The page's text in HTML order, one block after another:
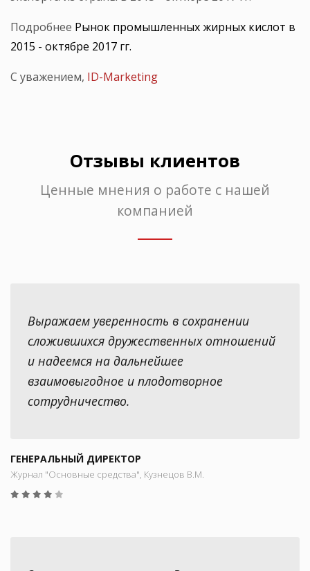
Подробнее Рынок промышленных жирных кислот в
2015 - октябре 2017 гг.
С уважением, ID-Marketing
Отзывы клиентов
Ценные мнения о работе с нашей
компанией
Выражаем уверенность в сохранении
сложившихся дружественных отношений
и надеемся на дальнейшее
взаимовыгодное и плодотворное
сотрудничество.
ГЕНЕРАЛЬНЫЙ ДИРЕКТОР
Журнал "Основные средства", Кузнецов В.М.